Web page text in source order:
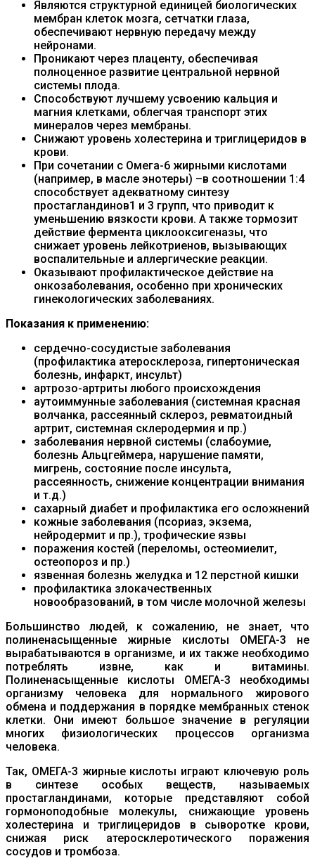
Являются структурной единицей биологических
мембран клеток мозга, сетчатки глаза,
обеспечивают нервную передачу между
нейронами.
Проникают через плаценту, обеспечивая
полноценное развитие центральной нервной
системы плода.
Способствуют лучшему усвоению кальция и
магния клетками, облегчая транспорт этих
минералов через мембраны.
Снижают уровень холестерина и триглицеридов в
крови.
При сочетании с Омега-6 жирными кислотами
(например, в масле энотеры) –в соотношении 1:4
способствует адекватному синтезу
простагландинов1 и 3 групп, что приводит к
уменьшению вязкости крови. А также тормозит
действие фермента циклооксигеназы, что
снижает уровень лейкотриенов, вызывающих
воспалительные и аллергические реакции.
Оказывают профилактическое действие на
онкозаболевания, особенно при хронических
гинекологических заболеваниях.
Показания к применению:
сердечно-сосудистые заболевания
(профилактика атеросклероза, гипертоническая
болезнь, инфаркт, инсульт)
артрозо-артриты любого происхождения
аутоиммунные заболевания (системная красная
волчанка, рассеянный склероз, ревматоидный
артрит, системная склеродермия и пр.)
заболевания нервной системы (слабоумие,
болезнь Альцгеймера, нарушение памяти,
мигрень, состояние после инсульта,
рассеянность, снижение концентрации внимания
и т.д.)
сахарный диабет и профилактика его осложнений
кожные заболевания (псориаз, экзема,
нейродермит и пр.), трофические язвы
поражения костей (переломы, остеомиелит,
остеопороз и пр.)
язвенная болезнь желудка и 12 перстной кишки
профилактика злокачественных
новообразований, в том числе молочной железы
Большинство людей, к сожалению, не знает, что
полиненасыщенные жирные кислоты ОМЕГА-3 не
вырабатываются в организме, и их также необходимо
потреблять извне, как и витамины.
Полиненасыщенные кислоты ОМЕГА-3 необходимы
организму человека для нормального жирового
обмена и поддержания в порядке мембранных стенок
клетки. Они имеют большое значение в регуляции
многих физиологических процессов организма
человека.
Так, ОМЕГА-3 жирные кислоты играют ключевую роль
в синтезе особых веществ, называемых
простагландинами, которые представляют собой
гормоноподобные молекулы, снижающие уровень
холестерина и триглицеридов в сыворотке крови,
снижая риск атеросклеротического поражения
сосудов и тромбоза.